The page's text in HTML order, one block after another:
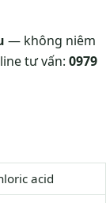
— không niêm
tư vấn: 0979
acid